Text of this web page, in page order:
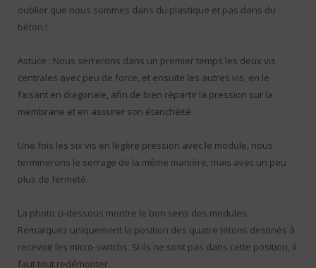
oublier que nous sommes dans du plastique et pas dans du
béton !
Astuce : Nous serrerons dans un premier temps les deux vis
centrales avec peu de force, et ensuite les autres vis, en le
faisant en diagonale, afin de bien répartir la pression sur la
membrane et en assurer son étanchéité.
Une fois les six vis en légère pression avec le module, nous
terminerons le serrage de la même manière, mais avec un peu
plus de fermeté.
La photo ci-dessous montre le bon sens des modules.
Remarquez uniquement la position des quatre tétons destinés à
recevoir les micro-switchs. Si ils ne sont pas dans cette position, il
faut tout redémonter.